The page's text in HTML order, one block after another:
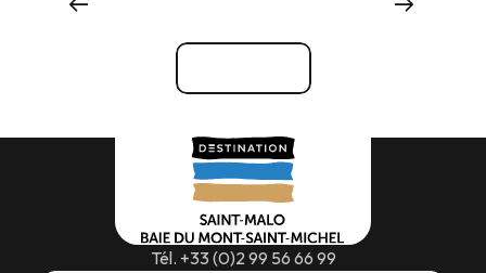
Tél. +33 (0)2 99 56 66 99